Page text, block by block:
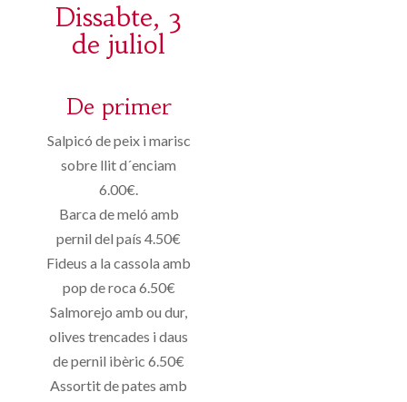
Dissabte, 3
de juliol
De primer
Salpicó de peix i marisc
sobre llit d´enciam
6.00€.
Barca de meló amb
pernil del país 4.50€
Fideus a la cassola amb
pop de roca 6.50€
Salmorejo amb ou dur,
olives trencades i daus
de pernil ibèric 6.50€
Assortit de pates amb